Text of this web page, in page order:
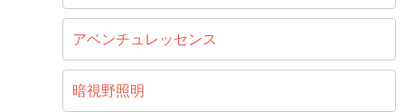
アベンチュレッセンス
暗視野照明